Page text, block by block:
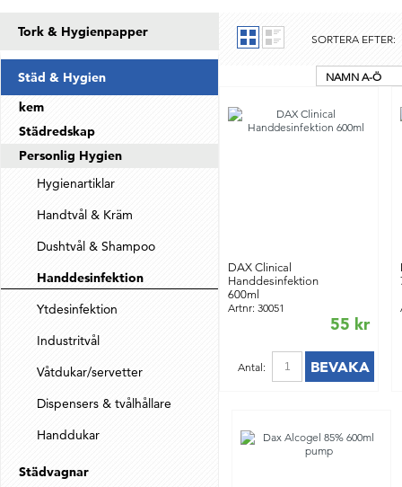
Tork & Hygienpapper
Städ & Hygien
kem
Städredskap
Personlig Hygien
Hygienartiklar
Handtvål & Kräm
Dushtvål & Shampoo
Handdesinfektion
Ytdesinfektion
Industritvål
Våtdukar/servetter
Dispensers & tvålhållare
Handdukar
Städvagnar
SORTERA EFTER:
NAMN A-Ö
DAX Clinical
Handdesinfektion
600ml
Artnr: 30051
55 kr
Antal: BEVAKA